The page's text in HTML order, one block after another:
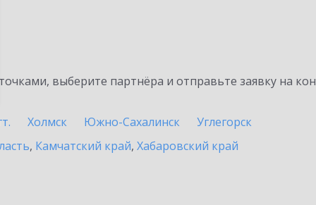
выберите партнёра и отправьте заявку на
Холмск Южно-Сахалинск
Углегорск
, Камчатский край, Хабаровский край